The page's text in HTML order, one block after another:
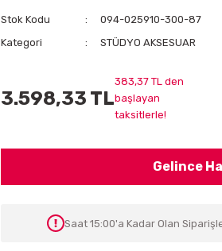
Stok Kodu
094-025910-300-87
Kategori
STÜDYO AKSESUAR
3.598,33 TL
383,37 TL den
başlayan
taksitlerle!
Gelince
Saat 15:00'a Kadar Olan